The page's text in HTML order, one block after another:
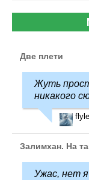
Две плети
Жуть
никакого
Залимхан. На
Ужас, нет